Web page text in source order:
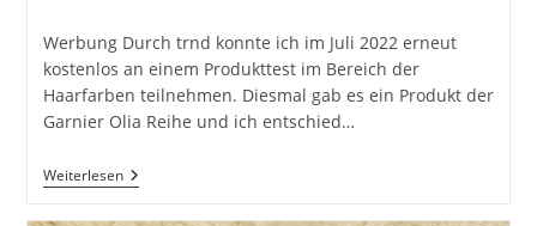
Werbung Durch trnd konnte ich im Juli 2022 erneut
kostenlos an einem Produkttest im Bereich der
Haarfarben teilnehmen. Diesmal gab es ein Produkt der
Garnier Olia Reihe und ich entschied…
WeiterlesenGarnier
Olia